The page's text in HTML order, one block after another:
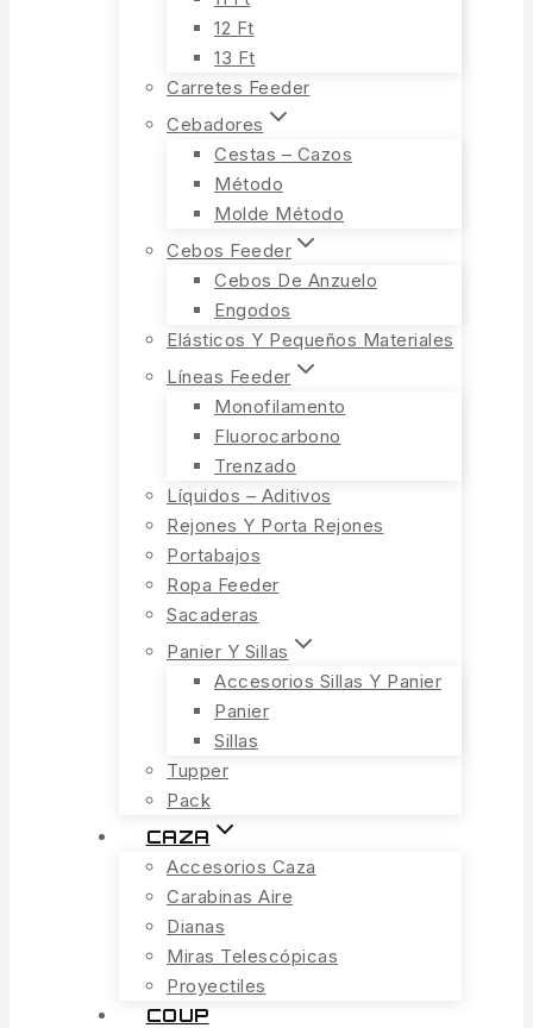
12 Ft
13 Ft
Carretes Feeder
Cebadores
Cestas – Cazos
Método
Molde Método
Cebos Feeder
Cebos De Anzuelo
Engodos
Elásticos Y Pequeños Materiales
Líneas Feeder
Monofilamento
Fluorocarbono
Trenzado
Líquidos – Aditivos
Rejones Y Porta Rejones
Portabajos
Ropa Feeder
Sacaderas
Panier Y Sillas
Accesorios Sillas Y Panier
Panier
Sillas
Tupper
Pack
CAZA
Accesorios Caza
Carabinas Aire
Dianas
Miras Telescópicas
Proyectiles
COUP